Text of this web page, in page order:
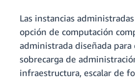
Las instancias
opción de computación
administrada diseñada
sobrecarga de
infraestructura, escalar de